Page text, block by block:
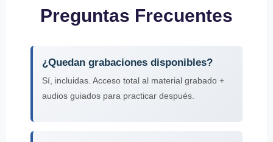
Preguntas Frecuentes
¿Quedan grabaciones disponibles?
Sí, incluidas. Acceso total al material grabado +
audios guiados para practicar después.